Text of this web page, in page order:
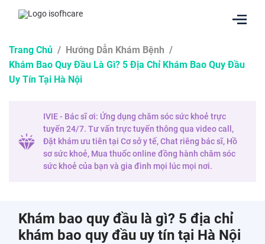
Trang Chủ / Hướng Dẫn Khám Bệnh /
Khám Bao Quy Đầu Là Gì? 5 Địa Chỉ Khám Bao Quy Đầu
Uy Tín Tại Hà Nội
IVIE - Bác sĩ ơi: Ứng dụng chăm sóc sức khoẻ trực
tuyến 24/7. Tư vấn trực tuyến thông qua video call,
Đặt khám ưu tiên tại Cơ sở y tế, Chat riêng bác sĩ, Hồ
sơ sức khoẻ, Mua thuốc online đồng hành chăm sóc
sức khoẻ của bạn và gia đình mọi lúc mọi nơi.
Khám bao quy đầu là gì? 5 địa chỉ
khám bao quy đầu uy tín tại Hà Nội